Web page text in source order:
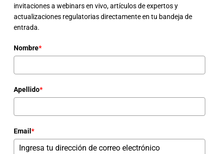
invitaciones a webinars en vivo, artículos de expertos y
actualizaciones regulatorias directamente en tu bandeja de
entrada.
Nombre*
Apellido*
Email *